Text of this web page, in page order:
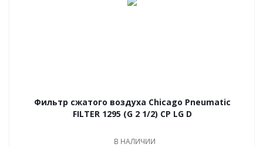
Фильтр сжатого воздуха Chicago Pneumatic
FILTER 1295 (G 2 1/2) CP LG D
В НАЛИЧИИ